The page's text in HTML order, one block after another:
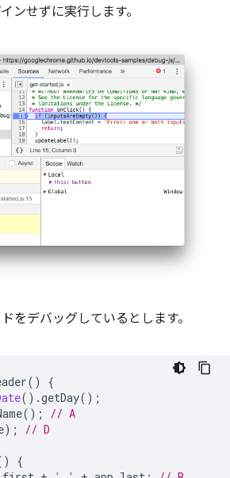
ンせずに実行します。
をデバッグしているとします。
()
{
().getDay();
();
// A
);
// D
{